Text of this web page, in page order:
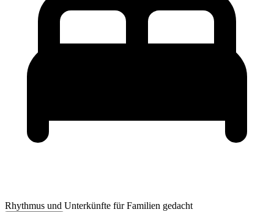
Rhythmus und Unterkünfte für Familien gedacht